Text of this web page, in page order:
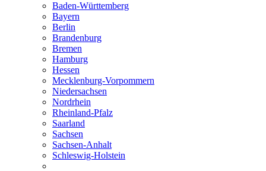
Baden-Württemberg
Bayern
Berlin
Brandenburg
Bremen
Hamburg
Hessen
Mecklenburg-Vorpommern
Niedersachsen
Nordrhein
Rheinland-Pfalz
Saarland
Sachsen
Sachsen-Anhalt
Schleswig-Holstein